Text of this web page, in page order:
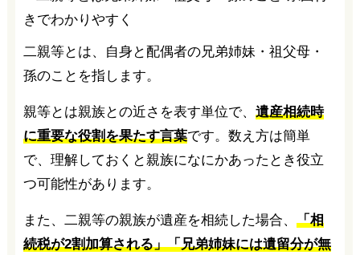
二親等とは、自身と配偶者の兄弟姉妹・祖父母・
孫のことを指します。
親等とは親族との近さを表す単位で、 遺産相続時
に重要な役割を果たす言葉です。数え方は簡単
で、理解しておくと親族になにかあったとき役立
つ可能性があります。
また、二親等の親族が遺産を相続した場合、 「相
続税が2割加算される」「兄弟姉妹には遺留分が無